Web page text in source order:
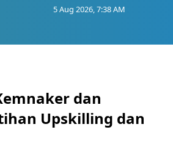
5 Aug 2026, 7:38 AM
dan
Upskilling dan